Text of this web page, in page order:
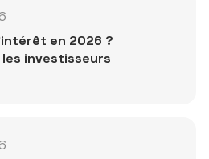
en 2026 ?
investisseurs